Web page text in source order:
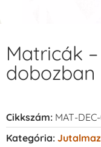
Matricák
dobozban
Cikkszám: MAT-
Kategória: